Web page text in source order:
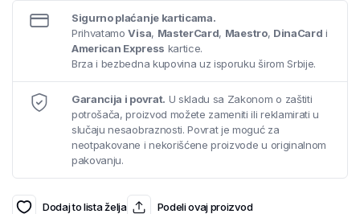
Sigurno plaćanje karticama.
PrihvatamoVisa, MasterCard, Maestro, DinaCard i
American Express kartice.
Brza i bezbedna kupovina uz isporuku širom Srbije.
Garancija i povrat. U skladu sa Zakonom o zaštiti
potrošača, proizvod možete zameniti ili reklamirati u
slučaju nesaobraznosti. Povrat je moguć za
neotpakovane i nekorišćene proizvode u originalnom
pakovanju.
Dodaj to lista želja Podeli ovaj proizvod